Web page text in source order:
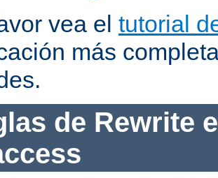
vea el tutorial
más
de Rewrite